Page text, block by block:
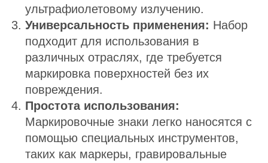
ультрафиолетовому излучению.
Универсальность применения: Набор
подходит для использования в
различных отраслях, где требуется
маркировка поверхностей без их
повреждения.
Простота использования:
Маркировочные знаки легко наносятся с
помощью специальных инструментов,
таких как маркеры, гравировальные